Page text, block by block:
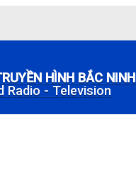
HÌNH BẮC NINH
Radio - Television